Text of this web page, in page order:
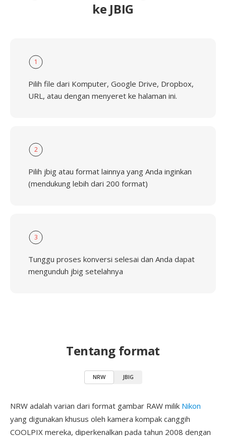
ke JBIG
1
Pilih file dari Komputer, Google Drive, Dropbox,
URL, atau dengan menyeret ke halaman ini.
2
Pilih jbig atau format lainnya yang Anda inginkan
(mendukung lebih dari 200 format)
3
Tunggu proses konversi selesai dan Anda dapat
mengunduh jbig setelahnya
Tentang format
NRW JBIG
NRW adalah varian dari format gambar RAW milik Nikon
yang digunakan khusus oleh kamera kompak canggih
COOLPIX mereka, diperkenalkan pada tahun 2008 dengan